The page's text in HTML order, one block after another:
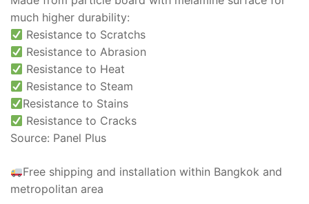
much higher durability:
Resistance to Scratchs
Resistance to Abrasion
Resistance to Heat
Resistance to Steam
Resistance to Stains
Resistance to Cracks
Source: Panel Plus
Free shipping and installation within Bangkok and
metropolitan area